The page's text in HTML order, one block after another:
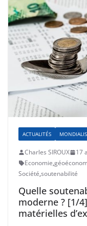
ACTUALITÉS
Charles SIROUX 17
Economie,
Société,soutenabilité
Quelle
moderne ? [1/
matérielles